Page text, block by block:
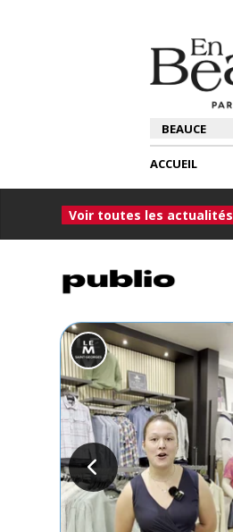
ACCUEIL
Voir toutes les actualités